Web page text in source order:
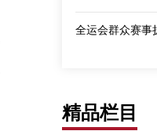
全运会群众赛事
精品栏目